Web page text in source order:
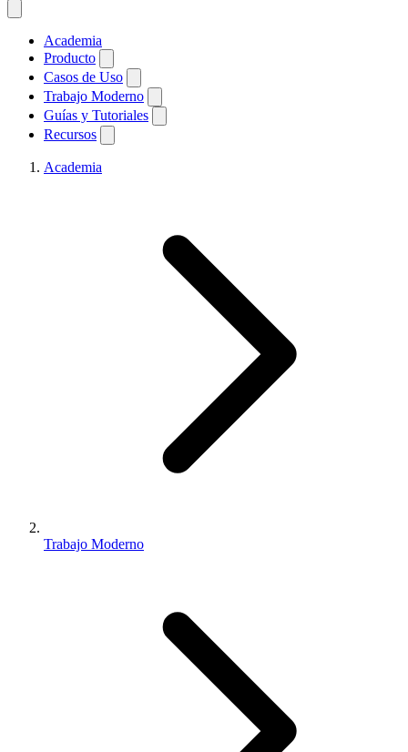
Academia
Producto
Casos de Uso
Trabajo Moderno
Guías y Tutoriales
Recursos
Academia
Trabajo Moderno